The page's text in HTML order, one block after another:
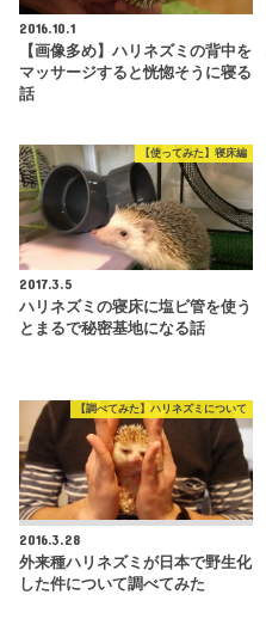
2016.10.1
【画像多め】ハリネズミの背中を
マッサージすると恍惚そうに寝る
話
【使ってみた】寝床編
2017.3.5
ハリネズミの寝床に塩ビ管を使う
とまるで秘密基地になる話
【調べてみた】ハリネズミについて
2016.3.28
外来種ハリネズミが日本で野生化
した件について調べてみた